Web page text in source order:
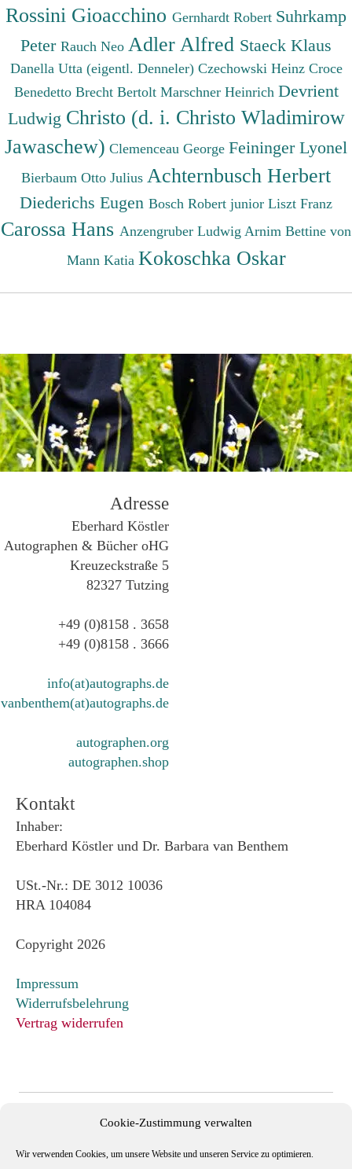
Cookie-Zustimmung verwalten
Wir verwenden Cookies, um unsere Website und unseren Service zu optimieren.
Rossini Gioacchino Gernhardt Robert Suhrkamp
Peter Rauch Neo Adler Alfred Staeck Klaus
Danella Utta (eigentl. Denneler) Czechowski Heinz Croce
Benedetto Brecht Bertolt Marschner Heinrich Devrient
Ludwig Christo (d. i. Christo Wladimirow
Jawaschew) Clemenceau George Feininger Lyonel
Bierbaum Otto Julius Achternbusch Herbert
Diederichs Eugen Bosch Robert junior Liszt Franz
Carossa Hans Anzengruber Ludwig Arnim Bettine von
Mann Katia Kokoschka Oskar
Adresse
Eberhard Köstler
Autographen & Bücher oHG
Kreuzeckstraße 5
82327 Tutzing
+49 (0)8158 . 3658
+49 (0)8158 . 3666
info(at)autographs.de
vanbenthem(at)autographs.de
autographen.org
autographen.shop
Kontakt
Inhaber:
Eberhard Köstler und Dr. Barbara van Benthem
USt.-Nr.: DE 3012 10036
HRA 104084
Copyright 2026
Impressum
Widerrufsbelehrung
Vertrag widerrufen